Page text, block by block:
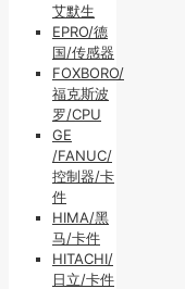
艾默生
EPRO/德
国/传感器
FOXBORO/
福克斯波
罗/CPU
GE
/FANUC/
控制器/卡
件
HIMA/黑
马/卡件
HITACHI/
日立/卡件